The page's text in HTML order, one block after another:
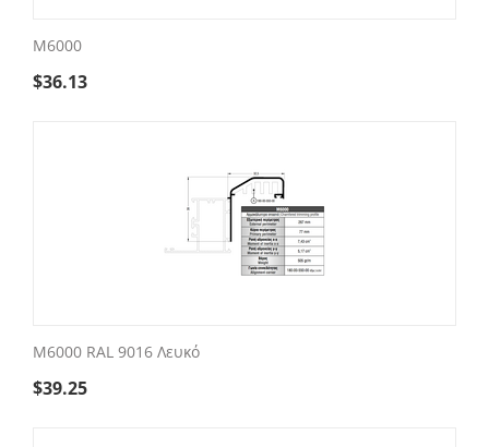
M6000
$36.13
M6000 RAL 9016 Λευκό
$39.25